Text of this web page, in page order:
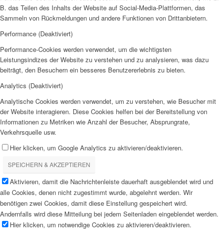
B. das Teilen des Inhalts der Website auf Social-Media-Plattformen, das
Sammeln von Rückmeldungen und andere Funktionen von Drittanbietern.
Performance (Deaktiviert)
Performance-Cookies werden verwendet, um die wichtigsten
Leistungsindizes der Website zu verstehen und zu analysieren, was dazu
beiträgt, den Besuchern ein besseres Benutzererlebnis zu bieten.
Analytics (Deaktiviert)
Analytische Cookies werden verwendet, um zu verstehen, wie Besucher mit
der Website interagieren. Diese Cookies helfen bei der Bereitstellung von
Informationen zu Metriken wie Anzahl der Besucher, Absprungrate,
Verkehrsquelle usw.
Hier klicken, um Google Analytics zu aktivieren/deaktivieren.
SPEICHERN & AKZEPTIEREN
Aktivieren, damit die Nachrichtenleiste dauerhaft ausgeblendet wird und
alle Cookies, denen nicht zugestimmt wurde, abgelehnt werden. Wir
benötigen zwei Cookies, damit diese Einstellung gespeichert wird.
Andernfalls wird diese Mitteilung bei jedem Seitenladen eingeblendet werden.
Hier klicken, um notwendige Cookies zu aktivieren/deaktivieren.